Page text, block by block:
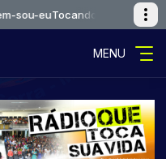
euTocando agora:
MENU